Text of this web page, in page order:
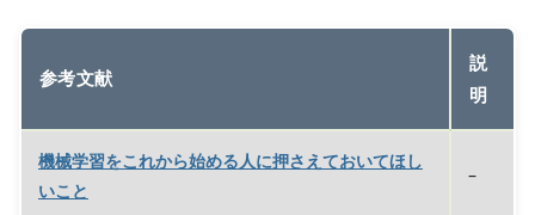
参考文献
説
明
機械学習をこれから始める人に押さえておいてほし
いこと
–